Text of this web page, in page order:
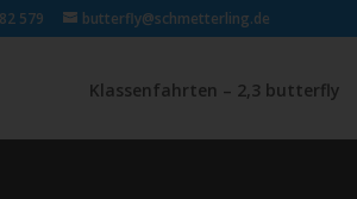
579 butterfly@schmetterling.de
Klassenfahrten – 2,3 butterfly